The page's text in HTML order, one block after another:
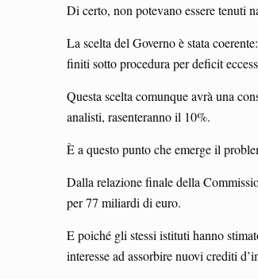
Di certo, non potevano essere tenuti
La scelta del Governo è stata
finiti sotto procedura per deficit
Questa scelta comunque avrà una
analisti, rasenteranno il 10%.
È a questo punto che emerge il
Dalla relazione finale della
per 77 miliardi di euro.
E poiché gli stessi istituti hanno
interesse ad assorbire nuovi crediti